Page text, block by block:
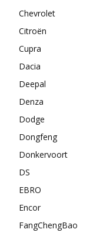
Chevrolet
Citroën
Cupra
Dacia
Deepal
Denza
Dodge
Dongfeng
Donkervoort
DS
EBRO
Encor
FangChengBao